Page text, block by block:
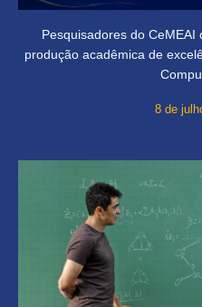
Pesquisadores do
produção acadêmica de
8 de